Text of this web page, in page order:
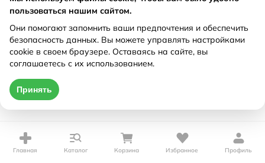
Главная Каталог Корзина Избранное Профиль
пользоваться нашим сайтом.
Они помогают запомнить ваши предпочтения и обеспечить
безопасность данных. Вы можете управлять настройками
cookie в своем браузере. Оставаясь на сайте, вы
соглашаетесь с их использованием.
Принять